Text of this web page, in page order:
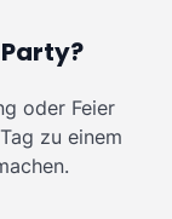
oder Feier
zu einem